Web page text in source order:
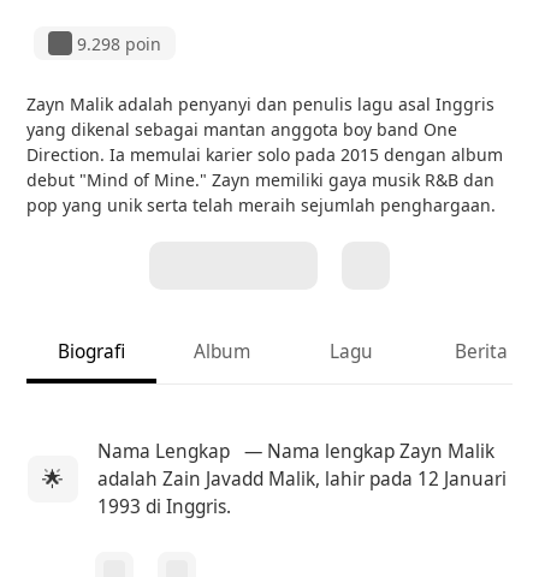
9.298 poin
Zayn Malik adalah penyanyi dan penulis lagu asal Inggris
yang dikenal sebagai mantan anggota boy band One
Direction. Ia memulai karier solo pada 2015 dengan album
debut "Mind of Mine." Zayn memiliki gaya musik R&B dan
pop yang unik serta telah meraih sejumlah penghargaan.
Biografi Album Lagu Berita
🌟
Nama Lengkap — Nama lengkap Zayn Malik
adalah Zain Javadd Malik, lahir pada 12 Januari
1993 di Inggris.